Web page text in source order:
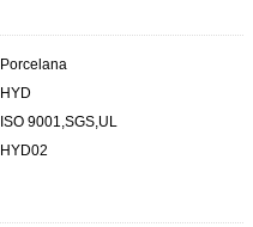
Porcelana
HYD
ISO 9001,SGS,UL
HYD02